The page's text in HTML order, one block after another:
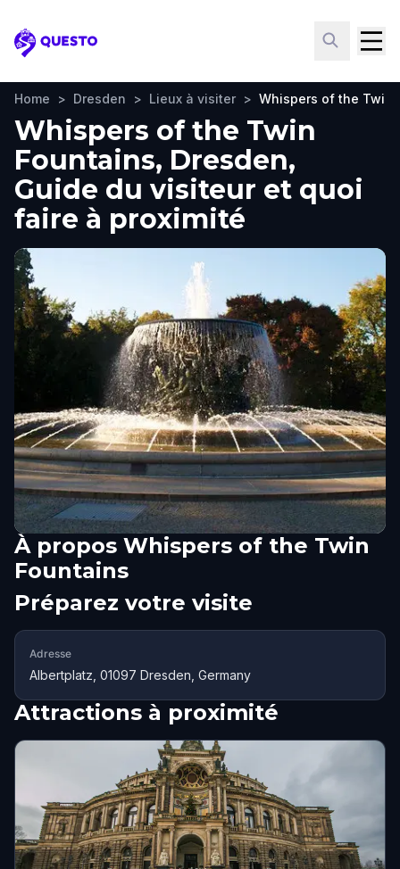
Questo
Home > Dresden > Lieux à visiter > Whispers of the Twin
Whispers of the Twin
Fountains, Dresden,
Guide du visiteur et quoi
faire à proximité
À propos Whispers of the Twin
Fountains
Préparez votre visite
Adresse
Albertplatz, 01097 Dresden, Germany
Attractions à proximité